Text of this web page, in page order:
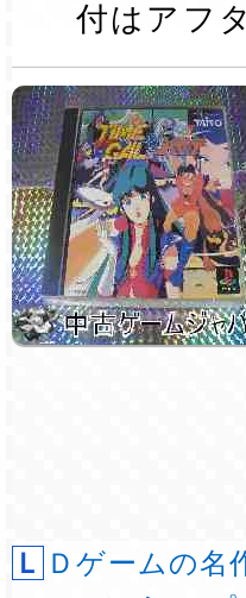
付はアフ
ＬＤゲームの名作２つの移植作品。 「タイムギャ